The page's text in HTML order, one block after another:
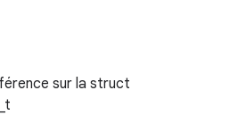
sur la struct